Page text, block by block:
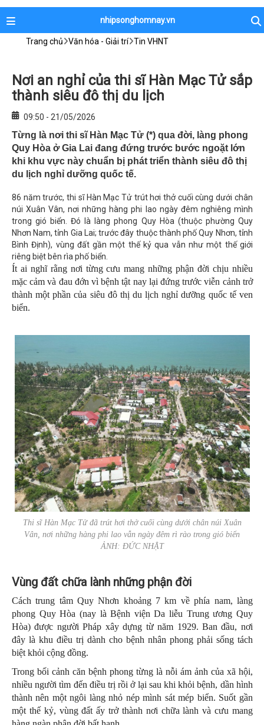
nhipsonghomnay.vn
Trang chủ Văn hóa - Giải trí Tin VHNT
Nơi an nghỉ của thi sĩ Hàn Mạc Tử sắp
thành siêu đô thị du lịch
09:50 - 21/05/2026
Từng là nơi thi sĩ Hàn Mạc Tử (*) qua đời, làng phong
Quy Hòa ở Gia Lai đang đứng trước bước ngoặt lớn
khi khu vực này chuẩn bị phát triển thành siêu đô thị
du lịch nghỉ dưỡng quốc tế.
86 năm trước, thi sĩ Hàn Mạc Tử trút hơi thở cuối cùng dưới chân
núi Xuân Vân, nơi những hàng phi lao ngày đêm nghiêng mình
trong gió biển. Đó là làng phong Quy Hòa (thuộc phường Quy
Nhơn Nam, tỉnh Gia Lai; trước đây thuộc thành phố Quy Nhơn, tỉnh
Bình Định), vùng đất gần một thế kỷ qua vẫn như một thế giới
riêng biệt bên rìa phố biển.
Ít ai nghĩ rằng nơi từng cưu mang những phận đời chịu nhiều
mặc cảm và đau đớn vì bệnh tật nay lại đứng trước viễn cảnh trở
thành một phần của siêu đô thị du lịch nghỉ dưỡng quốc tế ven
biển.
Thi sĩ Hàn Mạc Tử đã trút hơi thở cuối cùng dưới chân núi Xuân
Vân, nơi những hàng phi lao vẫn ngày đêm rì rào trong gió biển
ẢNH: ĐỨC NHẬT
Vùng đất chữa lành những phận đời
Cách trung tâm Quy Nhơn khoảng 7 km về phía nam, làng
phong Quy Hòa (nay là Bệnh viện Da liễu Trung ương Quy
Hòa) được người Pháp xây dựng từ năm 1929. Ban đầu, nơi
đây là khu điều trị dành cho bệnh nhân phong phải sống tách
biệt khỏi cộng đồng.
Trong bối cảnh căn bệnh phong từng là nỗi ám ảnh của xã hội,
nhiều người tìm đến điều trị rồi ở lại sau khi khỏi bệnh, dần hình
thành nên một ngôi làng nhỏ nép mình sát mép biển. Suốt gần
một thế kỷ, vùng đất ấy trở thành nơi chữa lành và cưu mang